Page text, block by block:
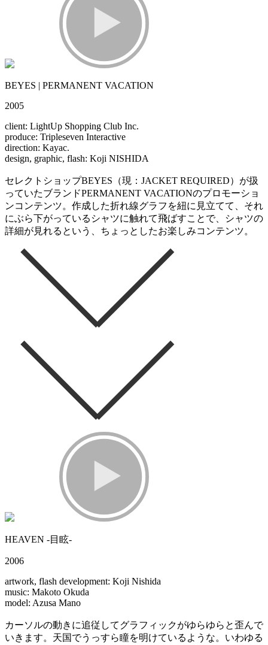
BEYES | PERMANENT VACATION
2005
client: LightUp Shopping Club Inc.
produce: Tripleseven Interactive
direction: Kayac.
design, graphic, flash: Koji NISHIDA
セレクトショップBEYES（現：JACKET REQUIRED）が扱
っていたブランドPERMANENT VACATIONのプロモーショ
ンコンテンツ。作成した折れ線グラフを紐に見立てて、それ
にぶら下がっているシャツに触れて飛ばすことで、シャツの
詳細が見れるという、ちょっとしたお楽しみコンテンツ。
HEAVEN -目眩-
2006
artwork, flash development: Koji Nishida
music: Makoto Okuda
model: Azusa Mano
カーソルの動きに追従してグラフィックがゆらゆらと歪んで
いきます。天国でうっすら瞳を明けているような。いわゆる